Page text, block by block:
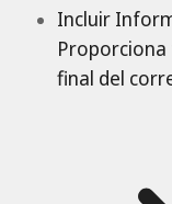
Incluir
final del